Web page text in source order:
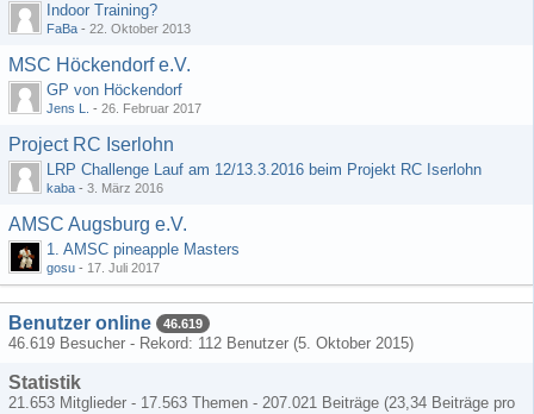
Indoor Training?
FaBa - 22. Oktober 2013
MSC Höckendorf e.V.
GP von Höckendorf
Jens L. - 26. Februar 2017
Project RC Iserlohn
LRP Challenge Lauf am 12/13.3.2016 beim Projekt RC Iserlohn
kaba - 3. März 2016
AMSC Augsburg e.V.
1. AMSC pineapple Masters
gosu - 17. Juli 2017
Benutzer online 46.619
46.619 Besucher - Rekord: 112 Benutzer (5. Oktober 2015)
Statistik
21.653 Mitglieder - 17.563 Themen - 207.021 Beiträge (23,34 Beiträge pro